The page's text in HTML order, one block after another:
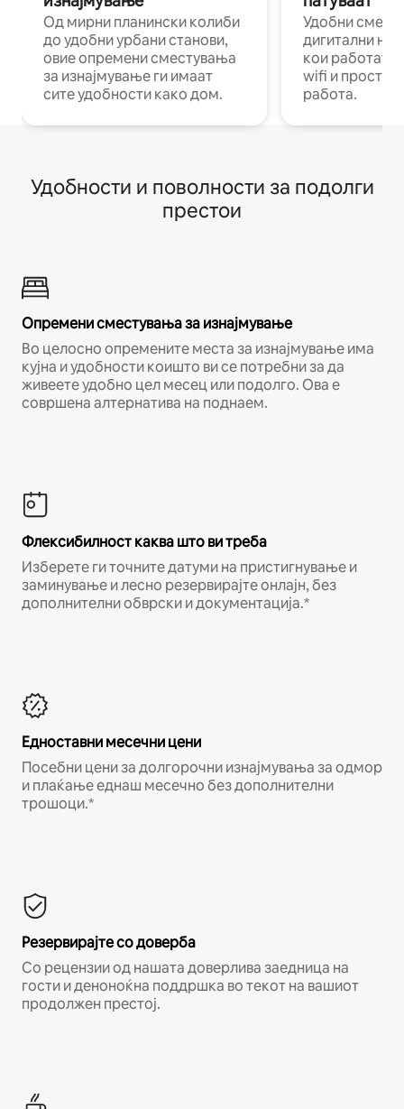
Од мирни планински колиби
до удобни урбани станови,
овие опремени сместувања
за изнајмување ги имаат
сите удобности како дом.
Удобни
дигитални
кои работат
wifi и
работа.
Удобности и поволности за подолги
престои
Опремени сместувања за изнајмување
Во целосно опремените места за изнајмување има
кујна и удобности коишто ви се потребни за да
живеете удобно цел месец или подолго. Ова е
совршена алтернатива на поднаем.
Флексибилност каква што ви треба
Изберете ги точните датуми на пристигнување и
заминување и лесно резервирајте онлајн, без
дополнителни обврски и документација.*
Едноставни месечни цени
Посебни цени за долгорочни изнајмувања за одмор
и плаќање еднаш месечно без дополнителни
трошоци.*
Резервирајте со доверба
Со рецензии од нашата доверлива заедница на
гости и деноноќна поддршка во текот на вашиот
продолжен престој.